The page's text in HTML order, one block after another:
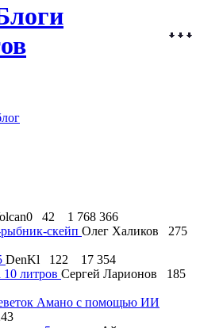
42
1 768 366
скейп Олег Халиков
275
DenKl 122
17 354
10 литров Сергей Ларионов
185
Амано с помощью ИИ